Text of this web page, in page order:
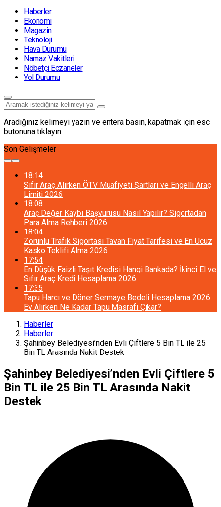
Haberler
Ekonomi
Magazin
Teknoloji
Hava Durumu
Namaz Vakitleri
Nöbetçi Eczaneler
Yol Durumu
Aradığınız kelimeyi yazın ve entera basın, kapatmak için esc
butonuna tıklayın.
Son Gelişmeler
18:14
Sıfır Araç Alırken ÖTV Muafiyeti Şartları ve Engelli Araç
Limiti 2026
18:08
Araç Değer Kaybı Başvurusu Nasıl Yapılır? Sigortadan
Para Alma Rehberi 2026
18:04
Zorunlu Trafik Sigortası Tavan Fiyat Tarifesi ve En Ucuz
Kasko Teklifi Alma 2026
17:54
En Düşük Faizli Taşıt Kredisi Hangi Bankada? İkinci El ve
Sıfır Araç Kredi Hesaplama 2026
17:35
Tapu Harcı ve Döner Sermaye Bedeli Hesaplama 2026:
Ev Alırken Ne Kadar Tapu Masrafı Çıkar?
Haberler
Haberler
Şahinbey Belediyesi’nden Evli Çiftlere 5 Bin TL ile 25
Bin TL Arasında Nakit Destek
Şahinbey Belediyesi’nden Evli Çiftlere 5
Bin TL ile 25 Bin TL Arasında Nakit
Destek